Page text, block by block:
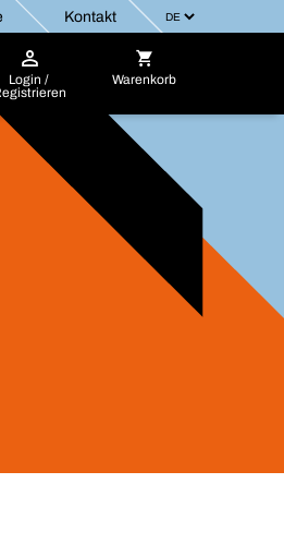
Kontakt
Login /
Warenkorb